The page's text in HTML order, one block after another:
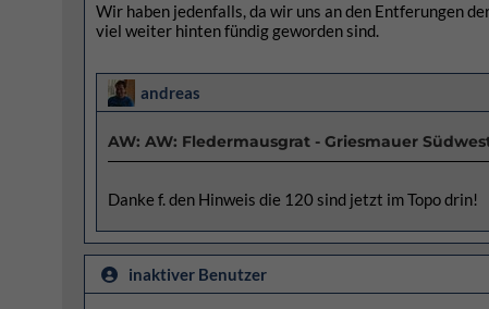
Wir haben jedenfalls, da wir uns an den Entferungen
viel weiter hinten fündig geworden sind.
andreas
AW: AW: Fledermausgrat - Griesmauer
Danke f. den Hinweis die 120 sind jetzt im Topo drin!
inaktiver Benutzer